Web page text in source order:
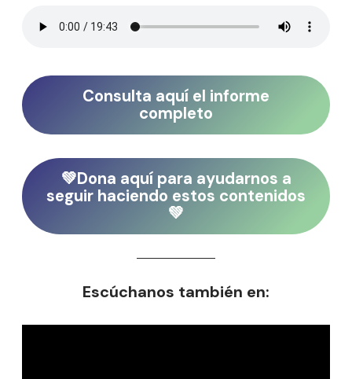
Consulta aquí el informe
completo
💚Dona aquí para ayudarnos a
seguir haciendo estos contenidos
💚
Escúchanos también en: